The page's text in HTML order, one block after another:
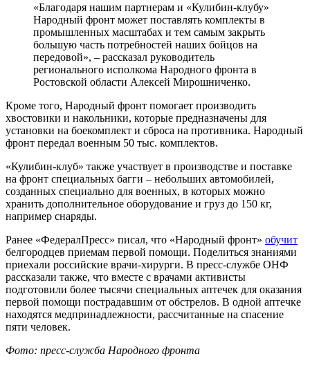
«Благодаря нашим партнерам и «Кулибин-клубу»
Народный фронт может поставлять комплекты в
промышленных масштабах и тем самым закрыть
большую часть потребностей наших бойцов на
передовой», – рассказал руководитель
регионального исполкома Народного фронта в
Ростовской области Алексей Мирошниченко.
Кроме того, Народный фронт помогает производить
хвостовики и накольники, которые предназначены для
установки на боекомплект и сброса на противника. Народный
фронт передал военным 50 тыс. комплектов.
«Кулибин-клуб» также участвует в производстве и поставке
на фронт специальных багги – небольших автомобилей,
созданных специально для военных, в которых можно
хранить дополнительное оборудование и груз до 150 кг,
например снаряды.
Ранее «ФедералПресс» писал, что «Народный фронт» обучит
белгородцев приемам первой помощи. Поделиться знаниями
приехали российские врачи-хирурги. В пресс-службе ОНФ
рассказали также, что вместе с врачами активисты
подготовили более тысячи специальных аптечек для оказания
первой помощи пострадавшим от обстрелов. В одной аптечке
находятся медпринадлежности, рассчитанные на спасение
пяти человек.
Фото: пресс-служба Народного фронта